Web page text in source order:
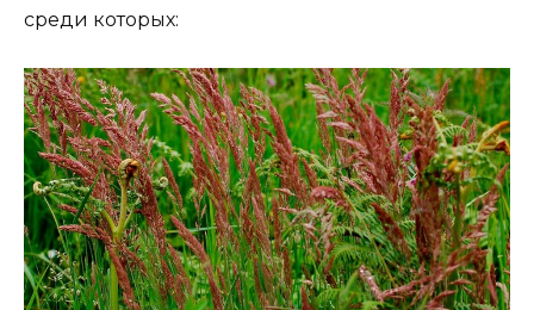
среди которых: